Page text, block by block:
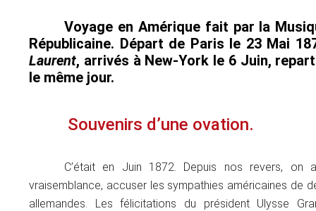
Voyage en Amérique fait par la
Républicaine. Départ de Paris le 23 Mai
Laurent, arrivés à New-York le 6 Juin,
le même jour.
Souvenirs d’une ovation.
C’était en Juin 1872. Depuis nos revers, on
vraisemblance, accuser les sympathies américaines de
allemandes. Les félicitations du président Ulysse